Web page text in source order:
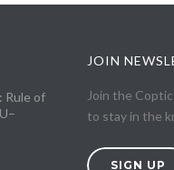
Rule of
JOIN
Join the
to stay in the
SIGN UP